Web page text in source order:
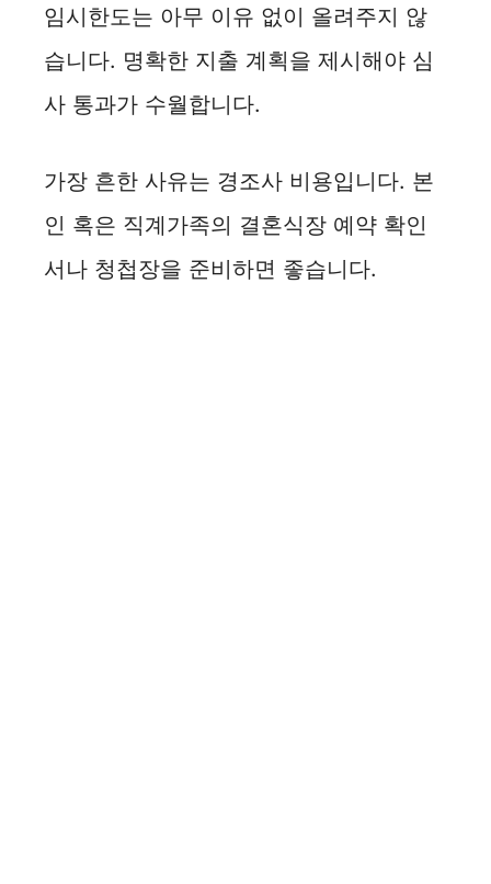
임시한도는 아무 이유 없이 올려주지 않
습니다. 명확한 지출 계획을 제시해야 심
사 통과가 수월합니다.
가장 흔한 사유는 경조사 비용입니다. 본
인 혹은 직계가족의 결혼식장 예약 확인
서나 청첩장을 준비하면 좋습니다.